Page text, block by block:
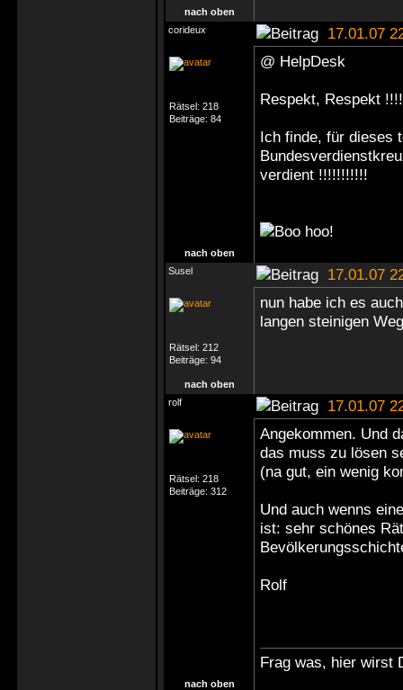
nach oben
corideux
17.01.07
Rätsel: 218
Beiträge: 84
@ HelpDesk
Respekt, Respekt !!!!
Ich finde, für dieses
verdient !!!!!!!!!!!
nach oben
Susel
17.01.07
Rätsel: 212
Beiträge: 94
nun habe ich es
langen steinigen
nach oben
rolf
17.01.07
Rätsel: 218
Beiträge: 312
Angekommen. Und
das muss zu lösen
(na gut, ein wenig
Und auch wenns
ist: sehr schönes
Rolf
Frag was, hier wirst
nach oben